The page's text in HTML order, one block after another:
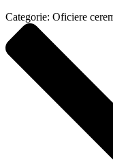
Categorie: Oficiere